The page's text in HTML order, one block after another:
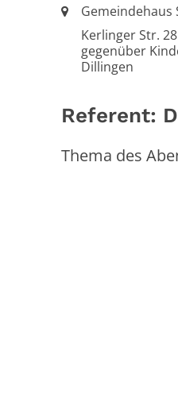
Ort:Gemeindehaus
Kerlinger Str. 28
gegenüber
Dillingen
Referent:
Thema des